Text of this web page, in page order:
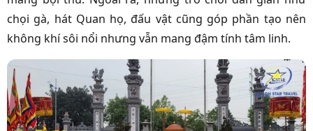
chọi gà, hát Quan họ, đấu vật cũng góp phần tạo nên
không khí sôi nổi nhưng vẫn mang đậm tính tâm linh.